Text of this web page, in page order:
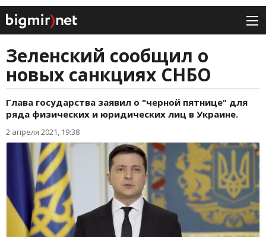
Зеленский сообщил о
новых санкциях СНБО
Глава государства заявил о "черной пятнице" для
ряда физических и юридических лиц в Украине.
2 апреля 2021, 19:38